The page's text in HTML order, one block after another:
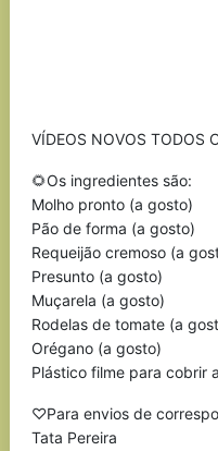
VÍDEOS NOVOS TODOS
🌻Os ingredientes são:
Molho pronto (a gosto)
Pão de forma (a gosto)
Requeijão cremoso (a
Presunto (a gosto)
Muçarela (a gosto)
Rodelas de tomate (a
Orégano (a gosto)
Plástico filme para cobrir
♡Para envios de
Tata Pereira